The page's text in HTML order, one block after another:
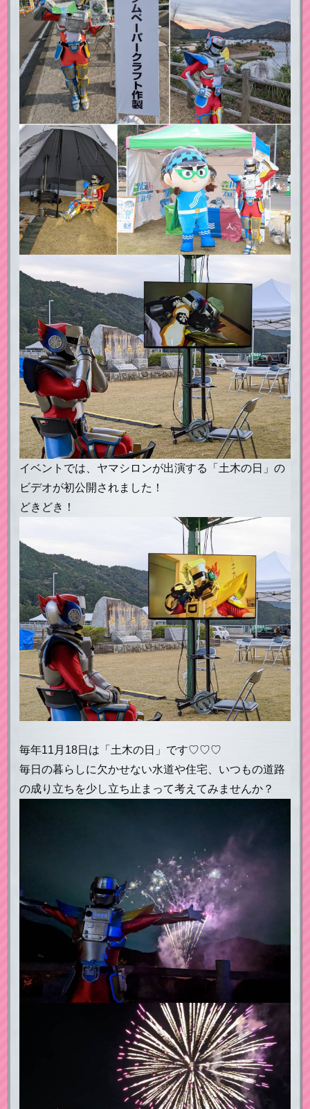
イベントでは、ヤマシロンが出演する「土木の日」の
ビデオが初公開されました！
どきどき！
毎年11月18日は「土木の日」です♡♡♡
毎日の暮らしに欠かせない水道や住宅、いつもの道路
の成り立ちを少し立ち止まって考えてみませんか？